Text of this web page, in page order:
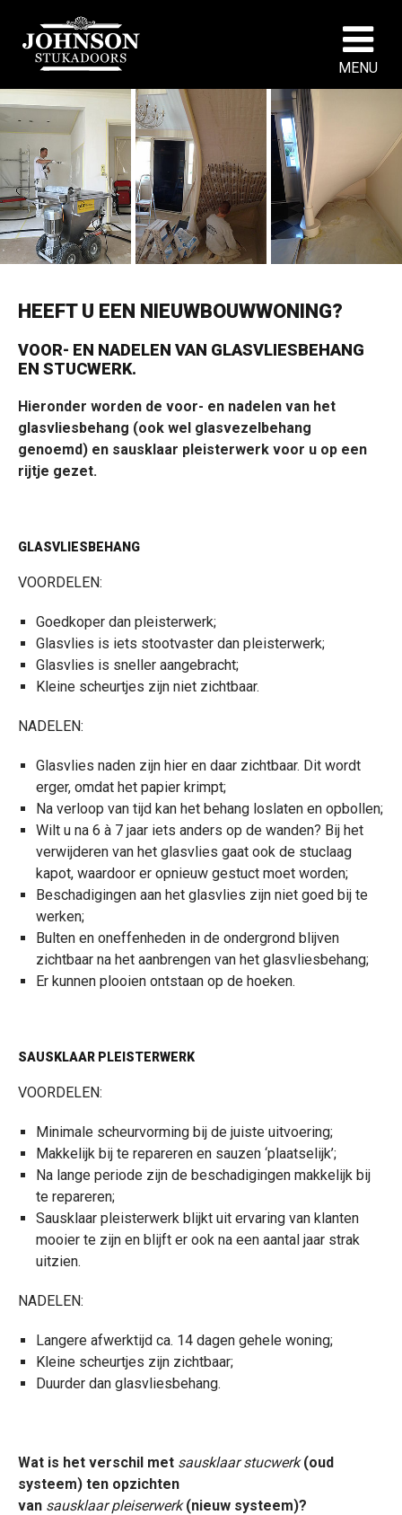
MENU
HEEFT U EEN NIEUWBOUWWONING?
VOOR- EN NADELEN VAN GLASVLIESBEHANG
EN STUCWERK.
Hieronder worden de voor- en nadelen van het
glasvliesbehang (ook wel glasvezelbehang
genoemd) en sausklaar pleisterwerk voor u op een
rijtje gezet.
GLASVLIESBEHANG
VOORDELEN:
Goedkoper dan pleisterwerk;
Glasvlies is iets stootvaster dan pleisterwerk;
Glasvlies is sneller aangebracht;
Kleine scheurtjes zijn niet zichtbaar.
NADELEN:
Glasvlies naden zijn hier en daar zichtbaar. Dit wordt
erger, omdat het papier krimpt;
Na verloop van tijd kan het behang loslaten en opbollen;
Wilt u na 6 à 7 jaar iets anders op de wanden? Bij het
verwijderen van het glasvlies gaat ook de stuclaag
kapot, waardoor er opnieuw gestuct moet worden;
Beschadigingen aan het glasvlies zijn niet goed bij te
werken;
Bulten en oneffenheden in de ondergrond blijven
zichtbaar na het aanbrengen van het glasvliesbehang;
Er kunnen plooien ontstaan op de hoeken.
SAUSKLAAR PLEISTERWERK
VOORDELEN:
Minimale scheurvorming bij de juiste uitvoering;
Makkelijk bij te repareren en sauzen ‘plaatselijk’;
Na lange periode zijn de beschadigingen makkelijk bij
te repareren;
Sausklaar pleisterwerk blijkt uit ervaring van klanten
mooier te zijn en blijft er ook na een aantal jaar strak
uitzien.
NADELEN:
Langere afwerktijd ca. 14 dagen gehele woning;
Kleine scheurtjes zijn zichtbaar;
Duurder dan glasvliesbehang.
Wat is het verschil met sausklaar stucwerk(oud
systeem) ten opzichten
van sausklaar pleiserwerk(nieuw systeem)?